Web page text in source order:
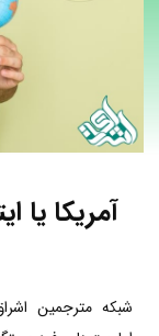
آمریکا یا
شبکه مترجمین